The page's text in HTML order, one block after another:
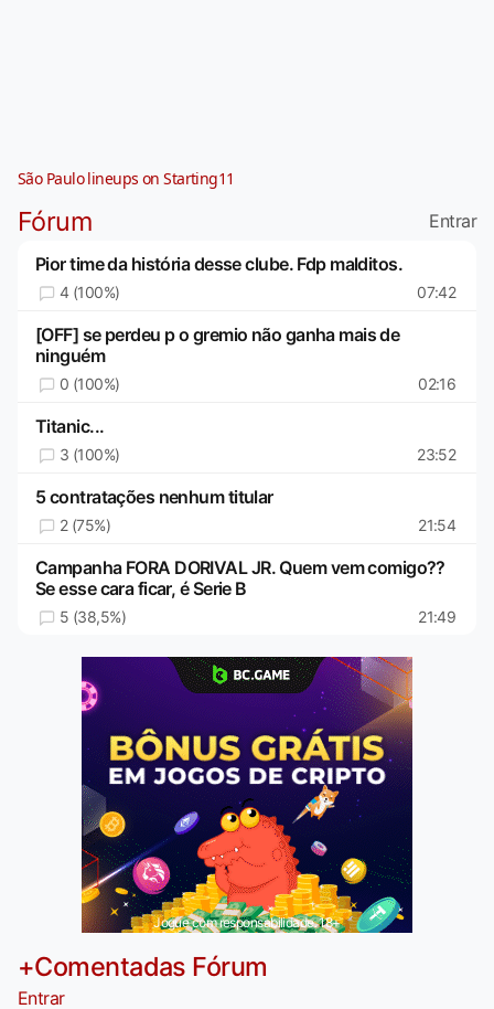
São Paulo lineups on Starting11
Fórum
Entrar
Pior time da história desse clube. Fdp malditos.
4 (100%) 07:42
[OFF] se perdeu p o gremio não ganha mais de
ninguém
0 (100%) 02:16
Titanic...
3 (100%) 23:52
5 contratações nenhum titular
2 (75%) 21:54
Campanha FORA DORIVAL JR. Quem vem comigo??
Se esse cara ficar, é Serie B
5 (38,5%) 21:49
Jogue com responsabilidade. 18+
+Comentadas Fórum
Entrar